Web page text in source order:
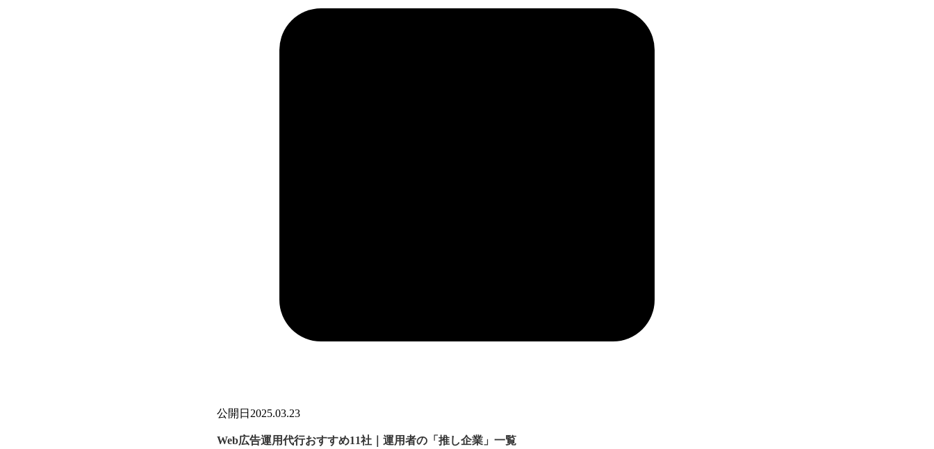
公開日 2025.03.23
Web広告運用代行おすすめ11社｜運用者の「推し企業」一覧